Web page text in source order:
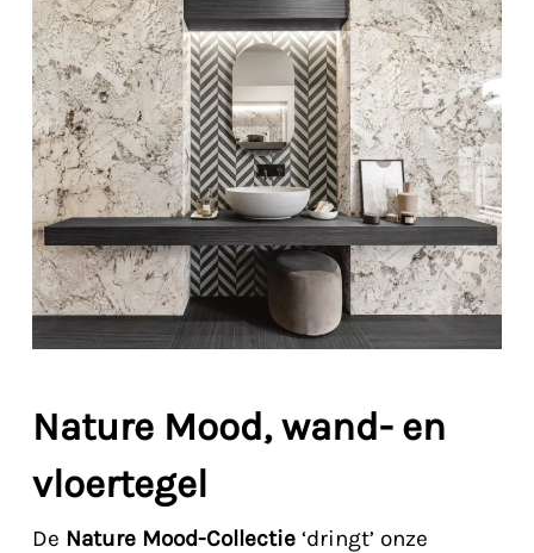
Nature Mood, wand- en
vloertegel
De Nature Mood-Collectie‘dringt’ onze